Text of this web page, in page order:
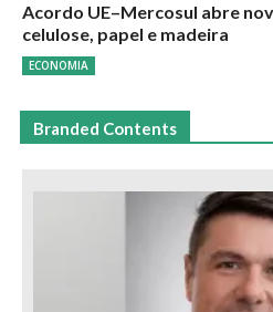
Acordo UE–Mercosul abre
celulose, papel e madeira
ECONOMIA
Branded Contents